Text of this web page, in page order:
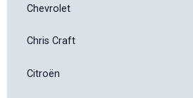
Chevrolet
Chris Craft
Citroën